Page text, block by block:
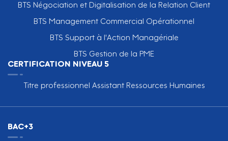
BTS Négociation et Digitalisation de la Relation Client
BTS Management Commercial Opérationnel
BTS Support à l'Action Managériale
BTS Gestion de la PME
CERTIFICATION NIVEAU 5
Titre professionnel Assistant Ressources Humaines
BAC+3